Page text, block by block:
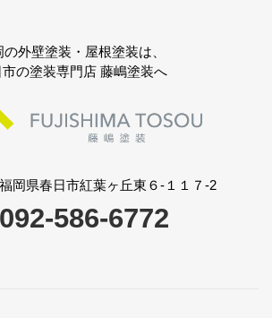
の外壁塗装・屋根塗装は、
の塗装専門店 藤嶋塗装へ
岡県春日市紅葉ヶ丘東６-１１７-2
092-586-6772